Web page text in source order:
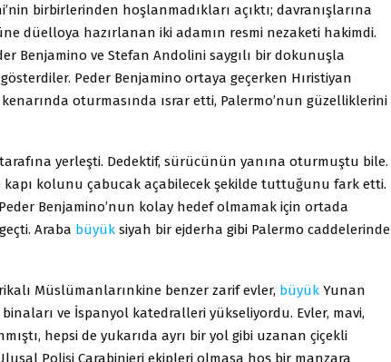
birbirlerinden hoşlanmadıkları açıktı; davranışlarına
düelloya hazırlanan iki adamın resmi nezaketi hakimdi.
Benjamino ve Stefan Andolini saygılı bir dokunuşla
Peder Benjamino ortaya geçerken Hıristiyan
oturmasında ısrar etti, Palermo’nun güzelliklerini
yerleşti. Dedektif, sürücünün yanına oturmuştu bile.
kapı kolunu çabucak açabilecek şekilde tuttuğunu fark etti.
Benjamino’nun kolay hedef olmamak için ortada
Araba büyük siyah bir ejderha gibi Palermo caddelerinde
Müslümanlarınkine benzer zarif evler, büyük Yunan
ve İspanyol katedralleri yükseliyordu. Evler, mavi,
hepsi de yukarıda ayrı bir yol gibi uzanan çiçekli
Polisi Carabinieri ekipleri olmasa hoş bir manzara